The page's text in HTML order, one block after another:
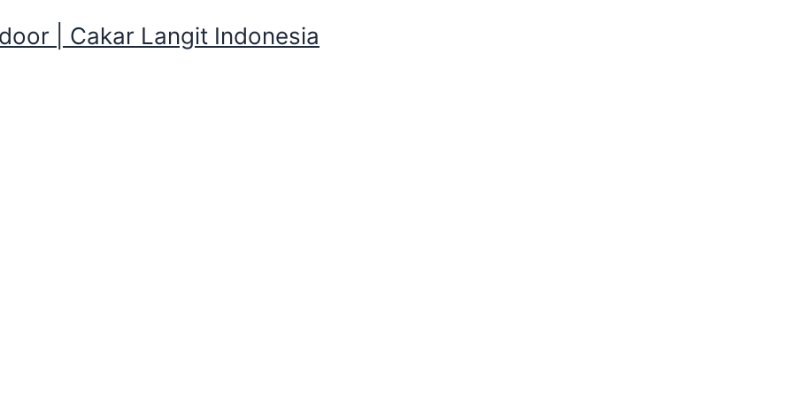
| Cakar Langit Indonesia
Camping Murah daerah Langensari,Bandung Barat
Feilbed, Bantal, Selimut, Nesting, tenang di Cakarlangit Indonesia tersedia jumlah Banyak. Apa saja yang